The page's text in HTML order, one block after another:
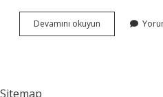
Devamını okuyun Obeziteye
Neden
Sitemap